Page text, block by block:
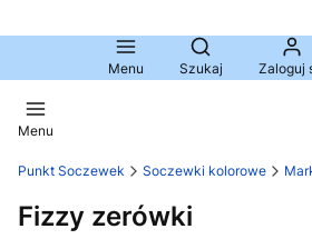
Menu
Otwórz
Szukaj Zaloguj
Menu
Punkt Soczewek Soczewki kolorowe
Fizzy zerówki